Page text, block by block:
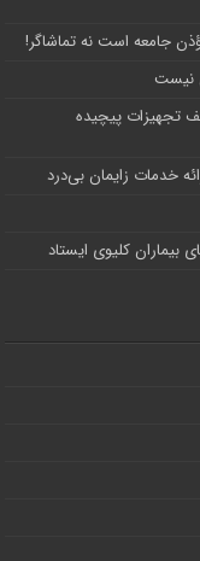
جامعه است نه تماشاگر!
نیست
تجهیزات پیچیده
بیماران کلیوی ایستاد